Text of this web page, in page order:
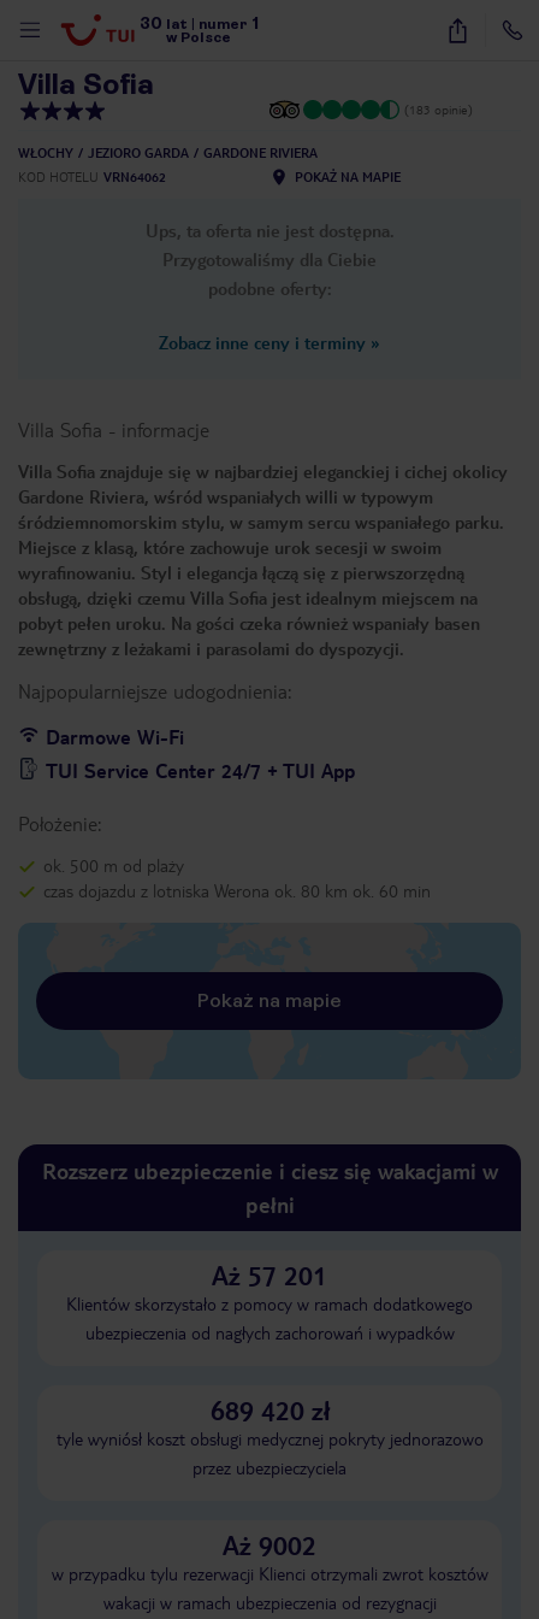
30 lat numer 1
w Polsce
20
Villa Sofia
(183 opinie)
WŁOCHY JEZIORO GARDA
GARDONE RIVIERA
KOD HOTELU VRN64062 POKAŻ NA MAPIE
Ups, ta oferta nie jest dostępna.
Przygotowaliśmy dla Ciebie
podobne oferty:
Zobacz inne ceny i terminy »
Villa Sofia - informacje
Villa Sofia znajduje się w najbardziej eleganckiej i cichej okolicy
Gardone Riviera, wśród wspaniałych willi w typowym
śródziemnomorskim stylu, w samym sercu wspaniałego parku.
Miejsce z klasą, które zachowuje urok secesji w swoim
wyrafinowaniu. Styl i elegancja łączą się z pierwszorzędną
obsługą, dzięki czemu Villa Sofia jest idealnym miejscem na
pobyt pełen uroku. Na gości czeka również wspaniały basen
zewnętrzny z leżakami i parasolami do dyspozycji.
Najpopularniejsze udogodnienia:
Darmowe Wi-Fi
TUI Service Center 24/7 + TUI App
Położenie:
ok. 500 m od plaży
czas dojazdu z lotniska Werona ok. 80 km ok. 60 min
Pokaż na mapie
Rozszerz ubezpieczenie i ciesz się wakacjami w
pełni
Aż 57 201
Klientów skorzystało z pomocy w ramach dodatkowego
ubezpieczenia od nagłych zachorowań i wypadków
689 420 zł
tyle wyniósł koszt obsługi medycznej pokryty jednorazowo
przez ubezpieczyciela
Aż 9002
w przypadku tylu rezerwacji Klienci otrzymali zwrot kosztów
wakacji w ramach ubezpieczenia od rezygnacji